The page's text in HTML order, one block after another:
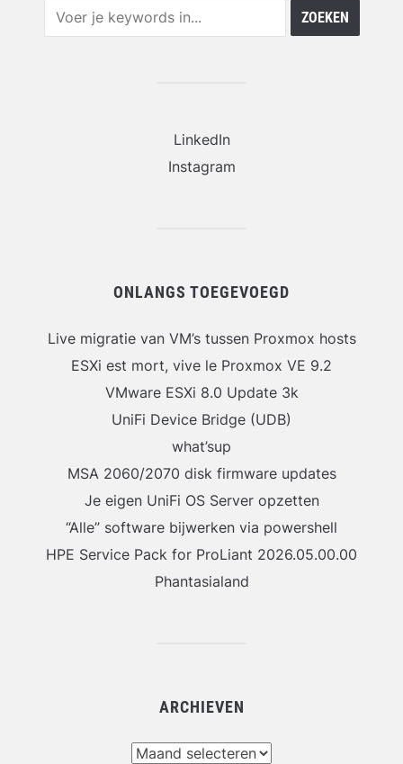
LinkedIn
Instagram
ONLANGS TOEGEVOEGD
Live migratie van VM’s tussen Proxmox hosts
ESXi est mort, vive le Proxmox VE 9.2
VMware ESXi 8.0 Update 3k
UniFi Device Bridge (UDB)
what’sup
MSA 2060/2070 disk firmware updates
Je eigen UniFi OS Server opzetten
“Alle” software bijwerken via powershell
HPE Service Pack for ProLiant 2026.05.00.00
Phantasialand
ARCHIEVEN